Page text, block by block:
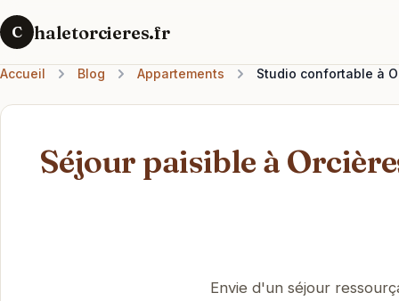
C haletorcieres.fr
Accueil Blog Appartements Studio confortable à
Séjour paisible à
Envie d'un séjour